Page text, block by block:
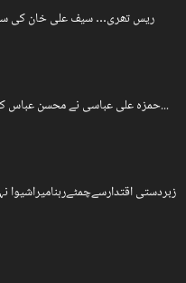
ریس تھری… سیف علی خان کی
حمزہ علی عباسی نے محسن عباس کے عمل کو ناقابلِ معافی...
زبردستی